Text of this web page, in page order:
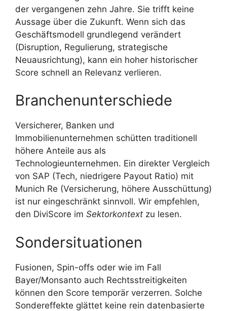
der vergangenen zehn Jahre. Sie trifft keine
Aussage über die Zukunft. Wenn sich das
Geschäftsmodell grundlegend verändert
(Disruption, Regulierung, strategische
Neuausrichtung), kann ein hoher historischer
Score schnell an Relevanz verlieren.
Branchenunterschiede
Versicherer, Banken und
Immobilienunternehmen schütten traditionell
höhere Anteile aus als
Technologieunternehmen. Ein direkter Vergleich
von SAP (Tech, niedrigere Payout Ratio) mit
Munich Re (Versicherung, höhere Ausschüttung)
ist nur eingeschränkt sinnvoll. Wir empfehlen,
den DiviScore im Sektorkontext zu lesen.
Sondersituationen
Fusionen, Spin-offs oder wie im Fall
Bayer/Monsanto auch Rechtsstreitigkeiten
können den Score temporär verzerren. Solche
Sondereffekte glättet keine rein datenbasierte